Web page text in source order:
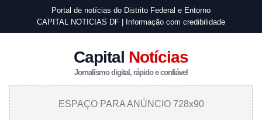
Portal de notícias do Distrito Federal e Entorno
CAPITAL NOTICIAS DF | Informação com credibilidade
Capital Notícias
Jornalismo digital, rápido e confiável
ESPAÇO PARA ANÚNCIO 728x90